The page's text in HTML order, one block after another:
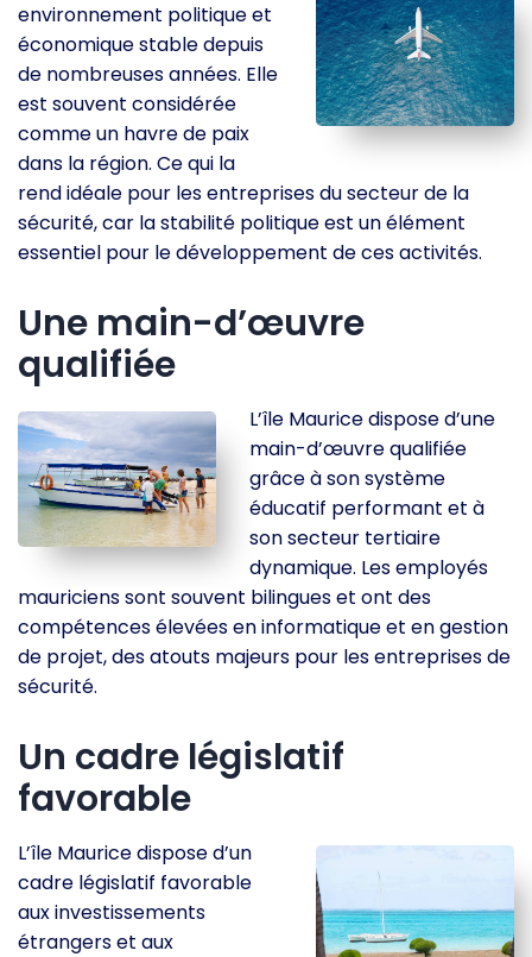
environnement politique et
économique stable depuis
de nombreuses années. Elle
est souvent considérée
comme un havre de paix
dans la région. Ce qui la
rend idéale pour les entreprises du secteur de la
sécurité, car la stabilité politique est un élément
essentiel pour le développement de ces activités.
Une main-d’œuvre
qualifiée
L’île Maurice dispose d’une
main-d’œuvre qualifiée
grâce à son système
éducatif performant et à
son secteur tertiaire
dynamique. Les employés
mauriciens sont souvent bilingues et ont des
compétences élevées en informatique et en gestion
de projet, des atouts majeurs pour les entreprises de
sécurité.
Un cadre législatif
favorable
L’île Maurice dispose d’un
cadre législatif favorable
aux investissements
étrangers et aux